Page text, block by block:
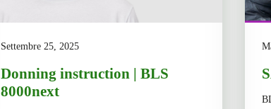
Settembre 25, 2025
Donning instruction | BLS
8000next